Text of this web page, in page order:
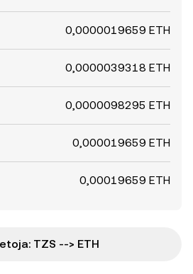
0,0000019659 ETH
0,0000039318 ETH
0,0000098295 ETH
0,000019659 ETH
0,00019659 ETH
TZS --> ETH